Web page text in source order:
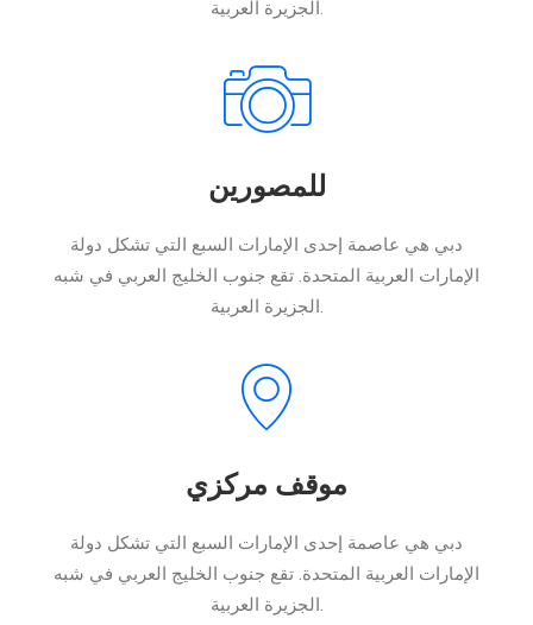
الجزيرة العربية.
للمصورين
دبي هي عاصمة إحدى الإمارات السبع التي تشكل دولة
الإمارات العربية المتحدة. تقع جنوب الخليج العربي في شبه
الجزيرة العربية.
موقف مركزي
دبي هي عاصمة إحدى الإمارات السبع التي تشكل دولة
الإمارات العربية المتحدة. تقع جنوب الخليج العربي في شبه
الجزيرة العربية.